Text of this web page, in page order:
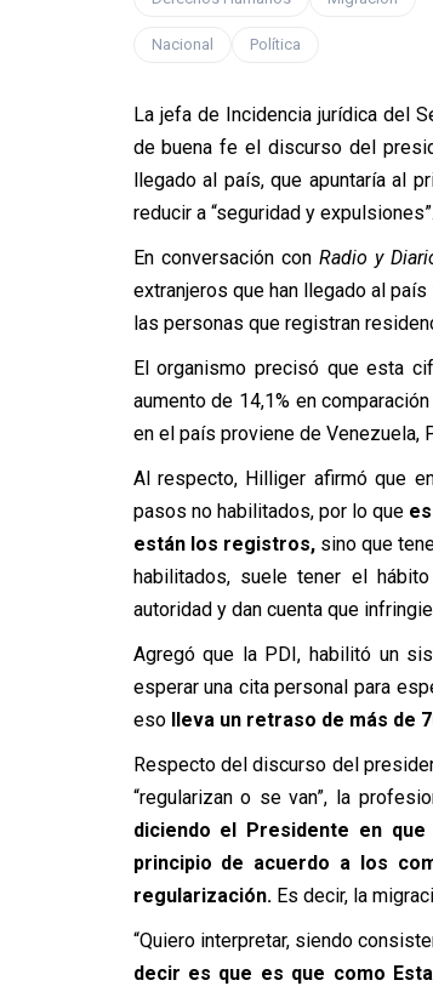
Nacional Política
La jefa de Incidencia jurídica del
de buena fe el discurso del
llegado al país, que apuntaría al
reducir a “seguridad y expulsiones”.
En conversación con Radio y
extranjeros que han llegado al
las personas que registran
El organismo precisó que esta
aumento de 14,1% en
en el país proviene de Venezuela,
Al respecto, Hilliger afirmó que
pasos no habilitados, por lo que
están los registros,sino que
habilitados, suele tener el
autoridad y dan cuenta que
Agregó que la PDI, habilitó un
esperar una cita personal para
eso lleva un retraso de más de
Respecto del discurso del
“regularizan o se van”, la
diciendo el Presidente en
principio de acuerdo a los
regularización.Es decir, la
“Quiero interpretar, siendo
decir es que es que como